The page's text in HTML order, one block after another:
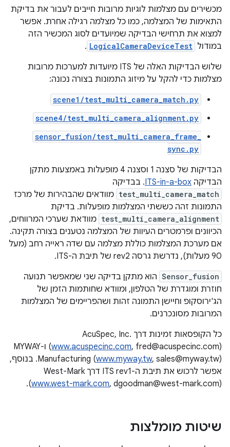
מכשירים עם מצלמות לוגיות מרובות חייבים לעבור את בדיקת
התאימות של המצלמה, כמו כל מצלמה רגילה אחרת. אפשר
למצוא את תרחישי הבדיקה שמיועדים לסוג המכשיר הזה
במודול LogicalCameraDeviceTest
.
שלוש הבדיקות האלה של ITS מיועדות למערכות מרובות
מצלמות כדי להקל על מיזוג התמונות בצורה נכונה:
scene1/test_multi_camera_match.py
scene4/test_multi_camera_alignment.py
sensor_fusion/test_multi_camera_frame_
sync.py
הבדיקות של סצנה 1 וסצנה 4 מופעלות באמצעות מתקן
הבדיקה ITS-in-a-box. בבדיקה
test_multi_camera_match מוודאים שהבהירות של מרכז
התמונות זהה כששתי המצלמות מופעלות. בדיקת
test_multi_camera_alignment מוודאת שערכי המרווחים,
הכיוונים ופרמטרים העיוות של המצלמה נטענים בצורה תקינה.
אם מערכת המצלמות כוללת מצלמה עם שדה ראייה רחב (מעל
90 מעלות), נדרשת גרסה rev2 של תיבת ה-ITS.
Sensor_fusion הוא מתקן בדיקה שני שמאפשר תנועה
חוזרת ומוגדרת של הטלפון, ומוודא שחותמות הזמן של
הג'ירוסקופ וחיישן התמונה זהות ושהפריימים של המצלמות
המרובות מסונכרנים.
כל הקופסאות זמינות דרך AcuSpec, Inc.
(www.acuspecinc.com
, fred@acuspecinc.com) ו-MYWAY
Manufacturing (www.myway.tw
, sales@myway.tw). בנוסף,
אפשר לרכוש את תיבת ה-ITS rev1 דרך West-Mark
(www.west-mark.com, dgoodman@west-mark.com).
שיטות מומלצות